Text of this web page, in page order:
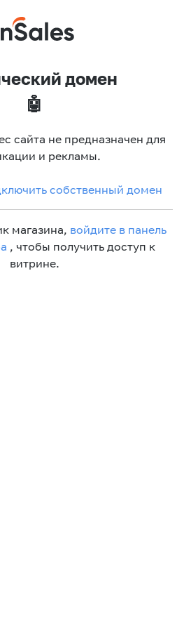
домен
🤖
сайта не предназначен для
и рекламы.
собственный домен
магазина, войдите в панель
, чтобы получить доступ к
витрине.